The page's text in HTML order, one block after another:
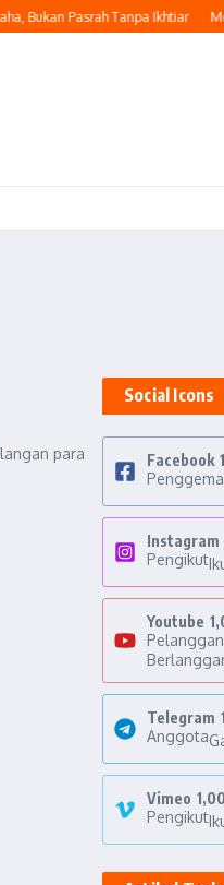
Bukan Pasrah Tanpa Ikhtiar
para
Social Icons
Facebook
Instagram
Pengikut
Youtube
Pelanggan
Telegram
Anggota
Vimeo
Pengikut